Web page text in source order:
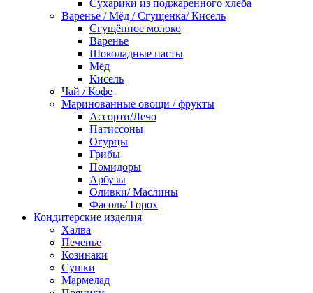
Сухарики из поджаренного хлеба
Варенье / Мёд / Сгущенка/ Кисель
Сгущённое молоко
Варенье
Шоколадные пасты
Мёд
Кисель
Чай / Кофе
Маринованные овощи / фрукты
Ассорти/Лечо
Патиссоны
Огурцы
Грибы
Помидоры
Арбузы
Оливки/ Маслины
Фасоль/ Горох
Кондитерские изделия
Халва
Печенье
Козинаки
Сушки
Мармелад